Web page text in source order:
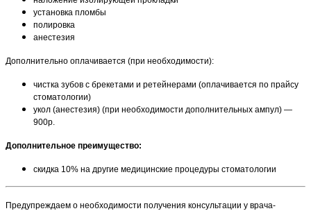
установка пломбы
полировка
анестезия
Дополнительно оплачивается (при необходимости):
чистка зубов с брекетами и ретейнерами (оплачивается по прайсу
стоматологии)
укол (анестезия) (при необходимости дополнительных ампул) —
900р.
Дополнительное преимущество:
скидка 10% на другие медицинские процедуры стоматологии
Предупреждаем о необходимости получения консультации у врача-